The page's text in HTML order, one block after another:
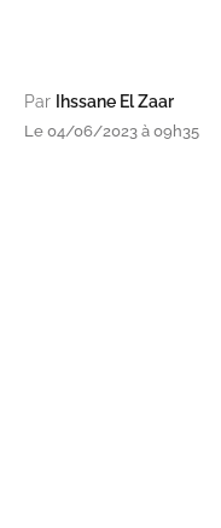
Par Ihssane El Zaar
Le 04/06/2023 à 09h35